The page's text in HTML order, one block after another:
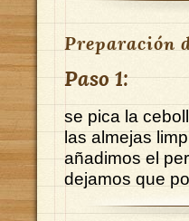
Preparación
Paso 1:
se pica la
las almejas
añadimos el
dejamos que